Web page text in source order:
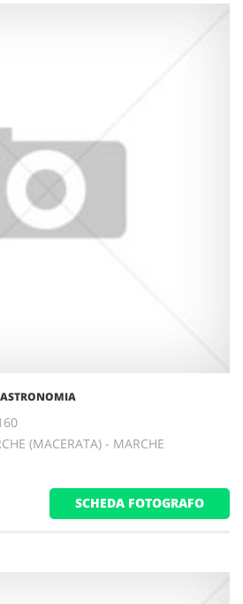
(MACERATA) - MARCHE
SCHEDA FOTOGRAFO